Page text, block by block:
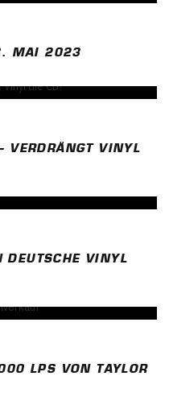
MAI 2023
VERDRÄNGT VINYL
VINYL
LPS VON TAYLOR